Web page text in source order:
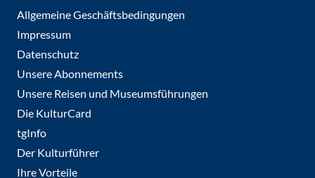
Allgemeine Geschäftsbedingungen
Impressum
Datenschutz
Unsere Abonnements
Unsere Reisen und Museumsführungen
Die KulturCard
tgInfo
Der Kulturführer
Ihre Vorteile